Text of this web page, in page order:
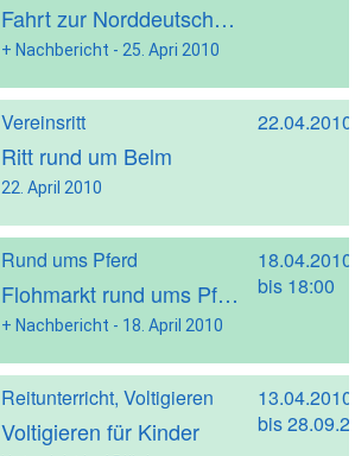
Fahrt zur Norddeutschen Hengstparade 2010
+ Nachbericht - 25. Apri 2010
Vereinsritt
Ritt rund um Belm
22. April 2010
Rund ums Pferd
Flohmarkt rund ums Pferd
+ Nachbericht - 18. April 2010
bis 18:00
Reitunterricht, Voltigieren
Voltigieren für Kinder
bis